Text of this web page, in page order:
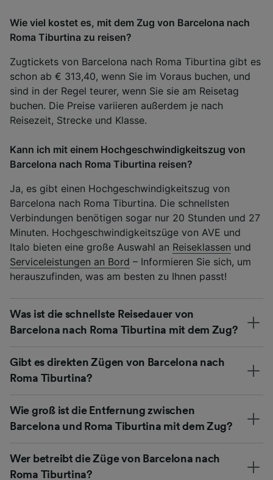
Wie viel kostet es, mit dem Zug von Barcelona nach
Roma Tiburtina zu reisen?
Zugtickets von Barcelona nach Roma Tiburtina gibt es
schon ab € 313,40, wenn Sie im Voraus buchen, und
sind in der Regel teurer, wenn Sie sie am Reisetag
buchen. Die Preise variieren außerdem je nach
Reisezeit, Strecke und Klasse.
Kann ich mit einem Hochgeschwindigkeitszug von
Barcelona nach Roma Tiburtina reisen?
Ja, es gibt einen Hochgeschwindigkeitszug von
Barcelona nach Roma Tiburtina. Die schnellsten
Verbindungen benötigen sogar nur 20 Stunden und 27
Minuten. Hochgeschwindigkeitszüge von AVE und
Italo bieten eine große Auswahl an Reiseklassen und
Serviceleistungen an Bord – Informieren Sie sich, um
herauszufinden, was am besten zu Ihnen passt!
Was ist die schnellste Reisedauer von
Barcelona nach Roma Tiburtina mit dem Zug?
Gibt es direkten Zügen von Barcelona nach
Roma Tiburtina?
Wie groß ist die Entfernung zwischen
Barcelona und Roma Tiburtina mit dem Zug?
Wer betreibt die Züge von Barcelona nach
Roma Tiburtina?